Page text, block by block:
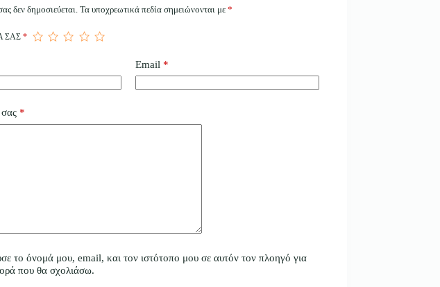
δεν δημοσιεύεται. Τα υποχρεωτικά πεδία σημειώνονται με *
ΣΑΣ *
Email *
*
το όνομά μου, email, και τον ιστότοπο μου σε αυτόν τον πλοηγό για
που θα σχολιάσω.